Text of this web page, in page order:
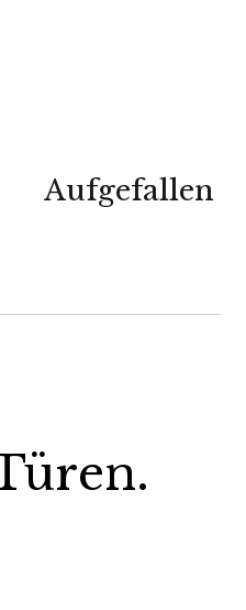
Aufgefallen